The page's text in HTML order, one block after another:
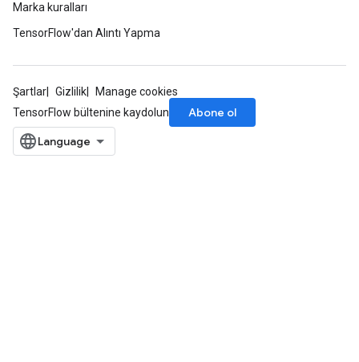
Marka kuralları
TensorFlow'dan Alıntı Yapma
Şartlar Gizlilik
Manage cookies
TensorFlow bültenine kaydolun
Abone ol